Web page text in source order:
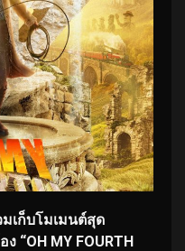
มเก็บโมเมนต์สุด
“OH MY FOURTH